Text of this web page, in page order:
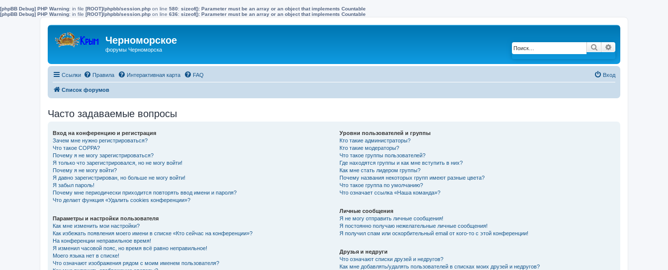
[phpBB Debug] PHP Warning: in file [ROOT]/phpbb/session.php on line 580: sizeof(): Parameter must be an array or an object that implements Countable
[phpBB Debug] PHP Warning: in file [ROOT]/phpbb/session.php on line 636: sizeof(): Parameter must be an array or an object that implements Countable
Черноморское
форумы Черноморска Поиск
Ссылки Правила Интерактивная карта FAQ Вход
Список форумов
Часто задаваемые вопросы
Вход на конференцию и регистрация
Зачем мне нужно регистрироваться?
Что такое COPPA?
Почему я не могу зарегистрироваться?
Я только что зарегистрировался, но не могу войти!
Почему я не могу войти?
Я давно зарегистрирован, но больше не могу войти!
Я забыл пароль!
Почему мне периодически приходится повторять ввод имени и пароля?
Что делает функция «Удалить cookies конференции»?
Параметры и настройки пользователя
Как мне изменить мои настройки?
Как избежать появления моего имени в списке «Кто сейчас на конференции»?
На конференции неправильное время!
Я изменил часовой пояс, но время всё равно неправильное!
Моего языка нет в списке!
Что означают изображения рядом с моим именем пользователя?
Уровни пользователей и группы
Кто такие администраторы?
Кто такие модераторы?
Что такое группы пользователей?
Где находятся группы и как мне вступить в них?
Как мне стать лидером группы?
Почему названия некоторых групп имеют разные цвета?
Что такое группа по умолчанию?
Что означает ссылка «Наша команда»?
Личные сообщения
Я не могу отправить личные сообщения!
Я постоянно получаю нежелательные личные сообщения!
Я получил спам или оскорбительный email от кого-то с этой конференции!
Друзья и недруги
Что означают списки друзей и недругов?
Как мне добавлять/удалять пользователей в списках моих друзей и недругов?